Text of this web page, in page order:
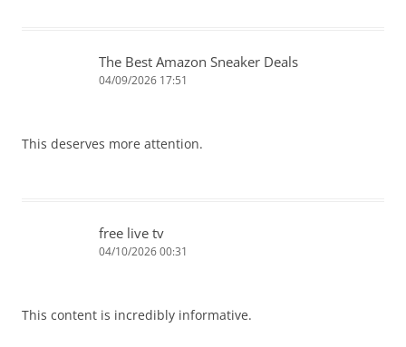
The Best Amazon Sneaker Deals
04/09/2026 17:51
This deserves more attention.
free live tv
04/10/2026 00:31
This content is incredibly informative.